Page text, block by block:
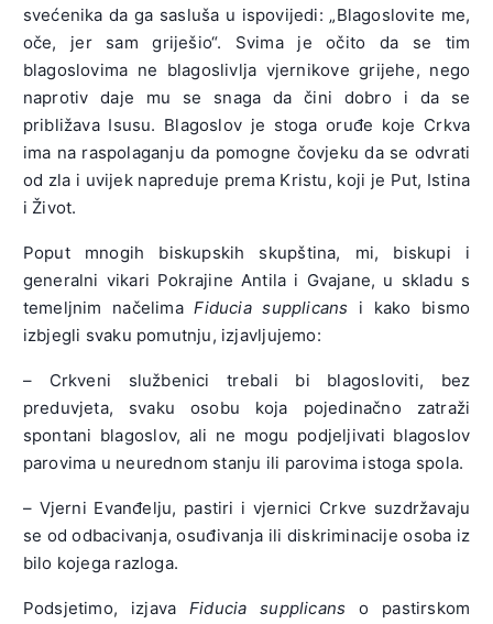
svećenika da ga sasluša u ispovijedi: „Blagoslovite me,
oče, jer sam griješio“. Svima je očito da se tim
blagoslovima ne blagoslivlja vjernikove grijehe, nego
naprotiv daje mu se snaga da čini dobro i da se
približava Isusu. Blagoslov je stoga oruđe koje Crkva
ima na raspolaganju da pomogne čovjeku da se odvrati
od zla i uvijek napreduje prema Kristu, koji je Put, Istina
i Život.
Poput mnogih biskupskih skupština, mi, biskupi i
generalni vikari Pokrajine Antila i Gvajane, u skladu s
temeljnim načelimaFiducia supplicans i kako bismo
izbjegli svaku pomutnju, izjavljujemo:
– Crkveni službenici trebali bi blagosloviti, bez
preduvjeta, svaku osobu koja pojedinačno zatraži
spontani blagoslov, ali ne mogu podjeljivati blagoslov
parovima u neurednom stanju ili parovima istoga spola.
– Vjerni Evanđelju, pastiri i vjernici Crkve suzdržavaju
se od odbacivanja, osuđivanja ili diskriminacije osoba iz
bilo kojega razloga.
Podsjetimo, izjava Fiducia supplicans o pastirskom